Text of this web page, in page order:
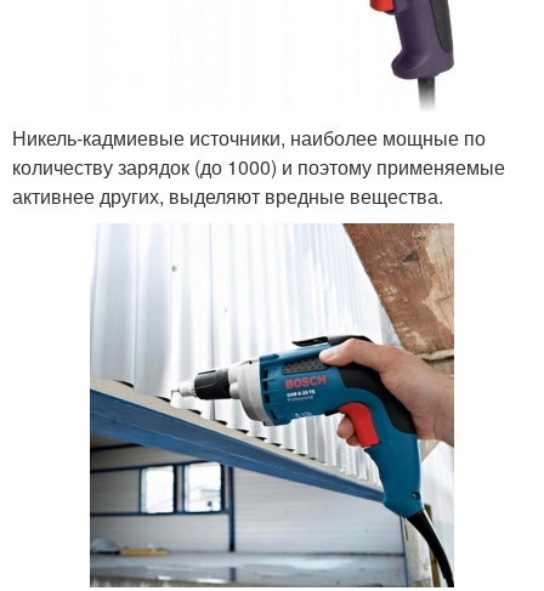
Никель-кадмиевые источники, наиболее мощные по
количеству зарядок (до 1000) и поэтому применяемые
активнее других, выделяют вредные вещества.